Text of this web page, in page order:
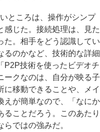
ところは、操作がシンプ
感じた。接続処理は、見た
た。相手をどう認識してい
るのかなど、技術的な詳細
P2P技術を使ったビデオチ
ークなのは、自分が映る子
に移動できることや、メイ
えが簡単なので、「なにか
ることだろう。このあたり
ではの強みだ。